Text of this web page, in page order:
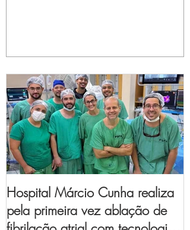
Hospital Márcio Cunha realiza
pela primeira vez ablação de